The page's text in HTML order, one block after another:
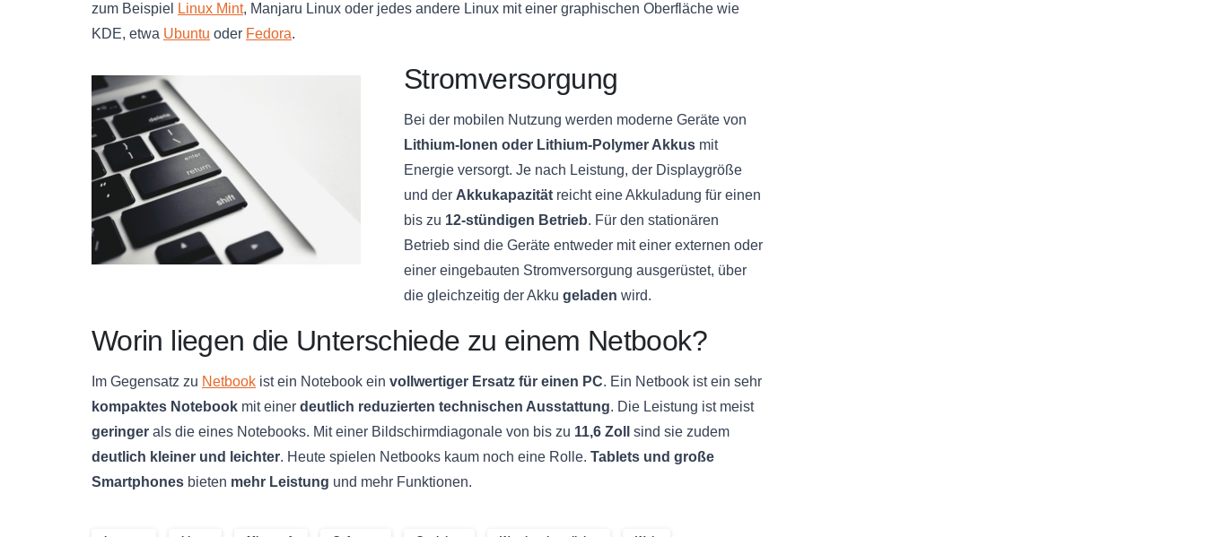
zum Beispiel
Linux Mint, Manjaru Linux oder jedes andere Linux mit einer graphischen Oberfläche wie
KDE, etwa Ubuntu oder Fedora.
Stromversorgung
Bei der mobilen Nutzung werden moderne Geräte von
Lithium-Ionen oder Lithium-Polymer Akkus mit
Energie versorgt. Je nach Leistung, der Displaygröße
und der Akkukapazität reicht eine Akkuladung für einen
bis zu 12-stündigen Betrieb. Für den stationären
Betrieb sind die Geräte entweder mit einer externen oder
einer eingebauten Stromversorgung ausgerüstet, über
die gleichzeitig der Akku geladen wird.
Worin liegen die Unterschiede zu einem Netbook?
Im Gegensatz zu Netbook ist ein Notebook ein vollwertiger Ersatz für einen PC. Ein Netbook ist ein sehr
kompaktes Notebook mit einer deutlich reduzierten technischen Ausstattung. Die Leistung ist meist
geringer als die eines Notebooks. Mit einer Bildschirmdiagonale von bis zu 11,6 Zoll
sind sie zudem
deutlich kleiner und leichter. Heute spielen Netbooks kaum noch eine Rolle. Tablets und große
Smartphones bieten mehr Leistung und mehr Funktionen.